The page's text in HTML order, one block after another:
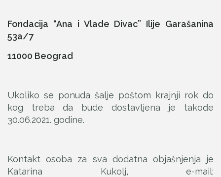
Fondacija “Ana i Vlade Divac” Ilije Garašanina
53a/7
11000 Beograd
Ukoliko se ponuda šalje poštom krajnji rok do
kog treba da bude dostavljena je takođe
30.06.2021. godine.
Kontakt osoba za sva dodatna objašnjenja je
Katarina Kukolj, e-mail: